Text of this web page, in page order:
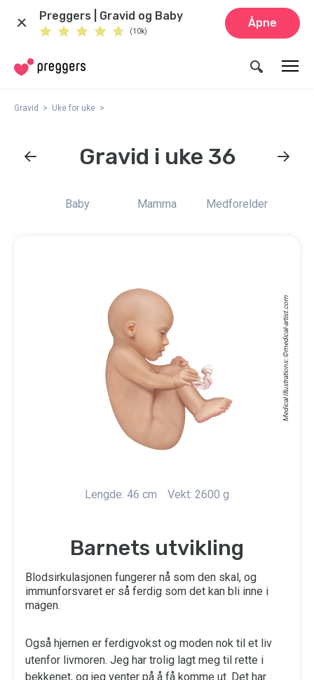
Preggers | Gravid og Baby
(10k)
Åpne
Gravid Uke for uke
Gravid i uke 36
Baby Mamma Medforelder
Medical Illustrations: ©
medical-artist.com
Lengde: 46 cm Vekt: 2600 g
Barnets utvikling
Blodsirkulasjonen fungerer nå som den skal, og
immunforsvaret er så ferdig som det kan bli inne i
magen.
Også hjernen er ferdigvokst og moden nok til et liv
utenfor livmoren. Jeg har trolig lagt meg til rette i
bekkenet, og jeg venter på å få komme ut. Det har